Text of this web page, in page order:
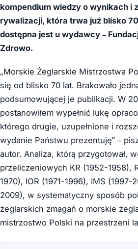
kompendium wiedzy o wynikach i
rywalizacji, która trwa już blisko
dostępna jest u wydawcy –
Zdrowo.
„Morskie Żeglarskie Mistrzostwa
się od blisko 70 lat. Brakowa­ło
podsumowującej je publikacji. W
postanowiłem wypełnić lukę
którego drugie, uzupełnione i
wydanie Państwu pre­zentuję” –
autor. Analiza, którą przygotował,
przeliczeniowych KR (1952-1958),
1970), IOR (1971-1996), IMS (1997-
2009), w systematyczny sposób
żeglarskich zmagań o morskie
mistrzostwo Polski na przestrzeni